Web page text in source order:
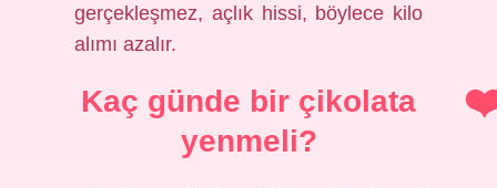
gerçekleşmez, açlık hissi, böylece kilo
alımı azalır.
Kaç günde bir çikolata
yenmeli?